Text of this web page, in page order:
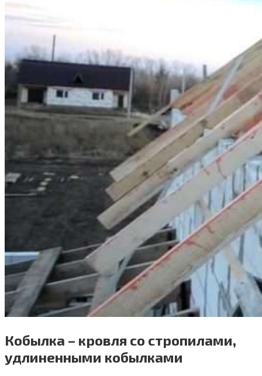
Кобылка – кровля со стропилами,
удлиненными кобылками